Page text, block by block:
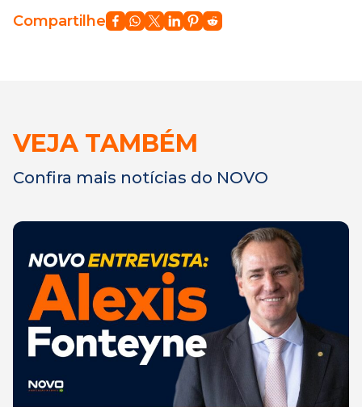
Compartilhe
VEJA TAMBÉM
Confira mais notícias do NOVO